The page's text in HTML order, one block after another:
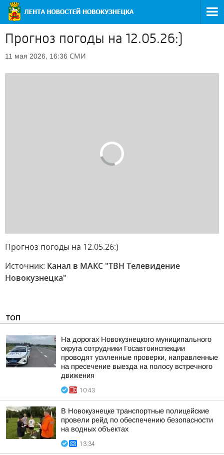
Прогноз погоды на 12.05.26:)
11 мая 2026, 16:36 СМИ
Прогноз погоды на 12.05.26:)
Источник: Канал в МАКС "ТВН Телевидение
Новокузнецка"
ТОП
На дорогах Новокузнецкого муниципального
округа сотрудники Госавтоинспекции
проводят усиленные проверки, направленные
на пресечение выезда на полосу встречного
движения
10:43
В Новокузнецке транспортные полицейские
провели рейд по обеспечению безопасности
на водных объектах
13:34